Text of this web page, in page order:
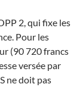
2, qui fixe les
Pour les
(90 720 francs
versée par
ne doit pas